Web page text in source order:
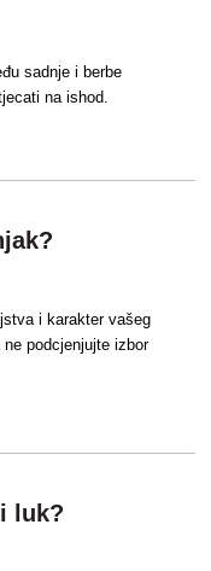
sadnje i berbe
na ishod.
i karakter vašeg
podcjenjujte izbor
luk?